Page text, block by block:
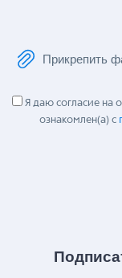
Прикрепить
Я даю согласие на
ознакомлен(а) с